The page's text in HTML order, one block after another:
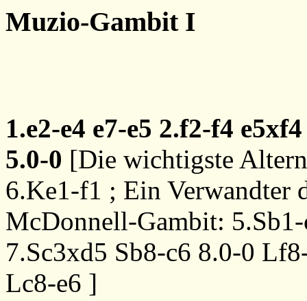
Muzio-Gambit I
1.e2-e4 e7-e5 2.f2-f4 e5xf4
5.0-0 [Die wichtigste
6.Ke1-f1 ; Ein Verwandter
McDonnell-Gambit:
7.Sc3xd5 Sb8-c6 8.0-0
Lc8-e6 ]